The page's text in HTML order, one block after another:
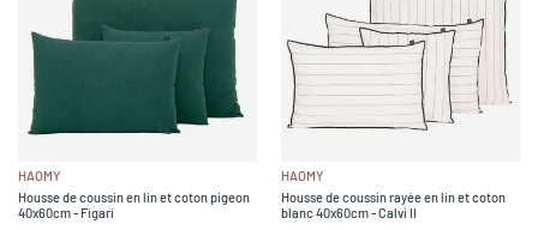
HAOMY
Housse de coussin en lin et coton pigeon
40x60cm - Figari
HAOMY
Housse de coussin rayée en lin et coton
blanc 40x60cm - Calvi II